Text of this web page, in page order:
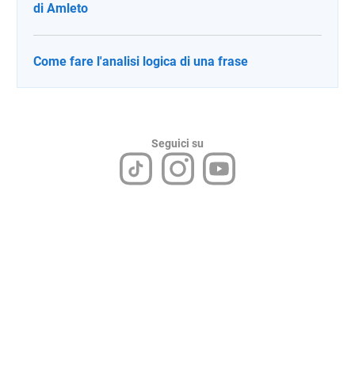
di Amleto
Come fare l'analisi logica di una frase
Seguici su